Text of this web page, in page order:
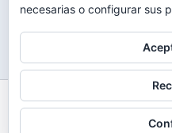
Todos los
necesarias o configurar sus